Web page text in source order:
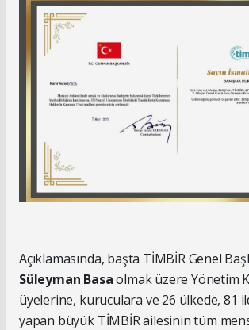
Açıklamasında, başta TİMBİR Genel
Süleyman Basaolmak üzere Yönetim
üyelerine, kuruculara ve 26 ülkede, 81
yapan büyük TİMBİR ailesinin tüm